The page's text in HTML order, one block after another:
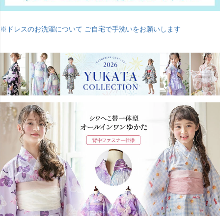
※ドレスのお洗濯について ご自宅で手洗いをお願いします